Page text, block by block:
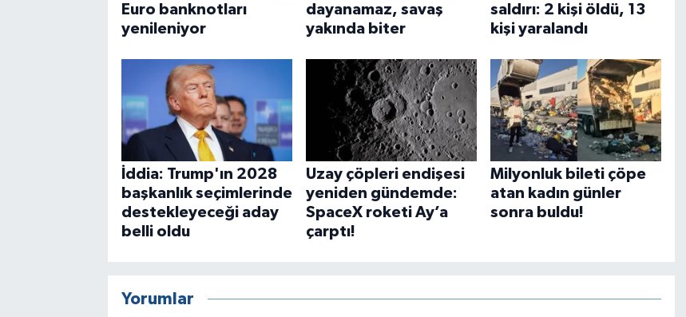
Euro banknotları
yenileniyor
dayanamaz, savaş
yakında biter
saldırı: 2 kişi öldü, 13
kişi yaralandı
İddia: Trump'ın 2028
başkanlık seçimlerinde
destekleyeceği aday
belli oldu
Uzay çöpleri endişesi
yeniden gündemde:
SpaceX roketi Ay’a
çarptı!
Milyonluk bileti çöpe
atan kadın günler
sonra buldu!
Yorumlar